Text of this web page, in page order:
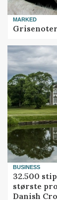
MARKED
BUSINESS
32.500
største
Danish